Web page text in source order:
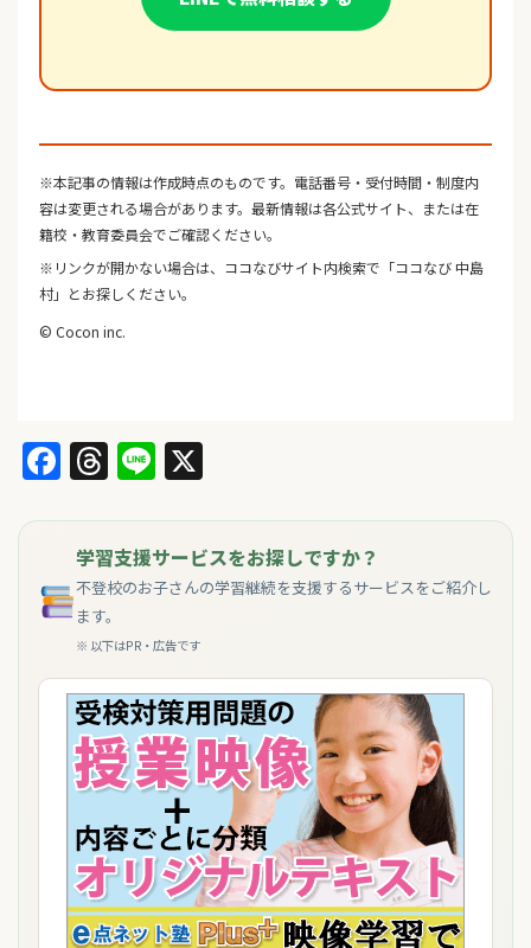
※本記事の情報は作成時点のものです。電話番号・受付時間・制度内
容は変更される場合があります。最新情報は各公式サイト、または在
籍校・教育委員会でご確認ください。
※リンクが開かない場合は、ココなびサイト内検索で「ココなび 中島
村」とお探しください。
© Cocon inc.
Facebook
Threads
Line
学習支援サービスをお探しですか？
不登校のお子さんの学習継続を支援するサービスをご紹介し
ます。
※ 以下はPR・広告です